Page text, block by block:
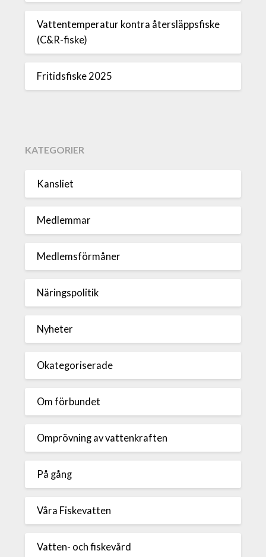
Vattentemperatur kontra återsläppsfiske
(C&R-fiske)
Fritidsfiske 2025
KATEGORIER
Kansliet
Medlemmar
Medlemsförmåner
Näringspolitik
Nyheter
Okategoriserade
Om förbundet
Omprövning av vattenkraften
På gång
Våra Fiskevatten
Vatten- och fiskevård